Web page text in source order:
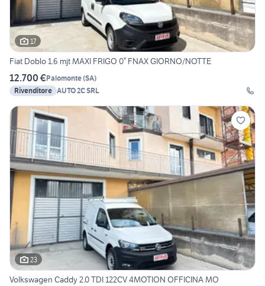
17
Fiat Doblo 1.6 mjt MAXI FRIGO 0° FNAX GIORNO/NOTTE
12.700 €Palomonte(SA)
Rivenditore AUTO 2C SRL
23
Volkswagen Caddy 2.0 TDI 122CV 4MOTION OFFICINA MO